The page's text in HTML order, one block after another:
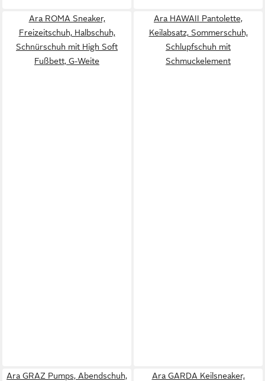
Ara ROMA Sneaker,
Freizeitschuh, Halbschuh,
Schnürschuh mit High Soft
Fußbett, G-Weite
Ara HAWAII Pantolette,
Keilabsatz, Sommerschuh,
Schlupfschuh mit
Schmuckelement
Ara GRAZ Pumps, Abendschuh,
Ara GARDA Keilsneaker,